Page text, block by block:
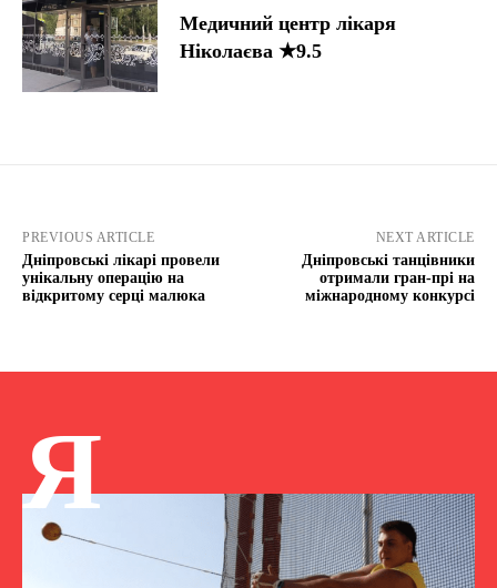
Медичний центр лікаря
Ніколаєва ★9.5
PREVIOUS ARTICLE
Дніпровські лікарі провели
унікальну операцію на
відкритому серці малюка
NEXT ARTICLE
Дніпровські танцівники
отримали гран-прі на
міжнародному конкурсі
Я